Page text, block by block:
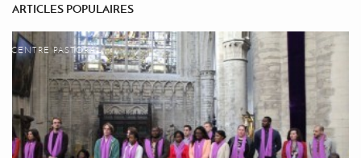
ARTICLES POPULAIRES
CENTRE PASTORAL